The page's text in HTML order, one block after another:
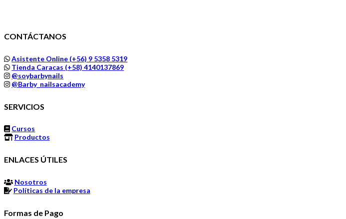
CONTÁCTANOS
Asistente Online (+56) 9 5358 5319
Tienda Caracas (+58) 4140137869
@soybarbynails
@Barby_nailsacademy
SERVICIOS
Cursos
Productos
ENLACES ÚTILES
Nosotros
Políticas de la empresa
Formas de Pago